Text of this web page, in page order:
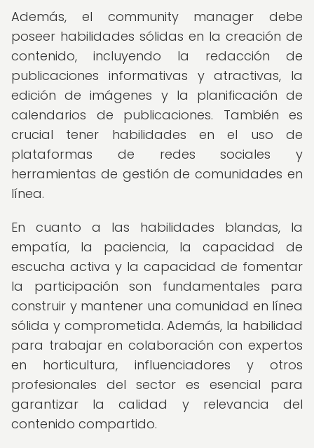
Además, el community manager debe
poseer habilidades sólidas en la creación de
contenido, incluyendo la redacción de
publicaciones informativas y atractivas, la
edición de imágenes y la planificación de
calendarios de publicaciones. También es
crucial tener habilidades en el uso de
plataformas de redes sociales y
herramientas de gestión de comunidades en
línea.
En cuanto a las habilidades blandas, la
empatía, la paciencia, la capacidad de
escucha activa y la capacidad de fomentar
la participación son fundamentales para
construir y mantener una comunidad en línea
sólida y comprometida. Además, la habilidad
para trabajar en colaboración con expertos
en horticultura, influenciadores y otros
profesionales del sector es esencial para
garantizar la calidad y relevancia del
contenido compartido.